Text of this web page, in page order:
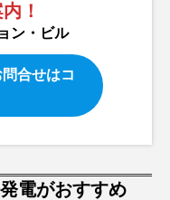
！
ン・ビル
合せはコ
電がおすすめ